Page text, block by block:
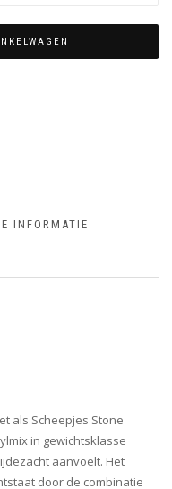
INFORMATIE
als Scheepjes Stone
in gewichtsklasse
aanvoelt. Het
door de combinatie